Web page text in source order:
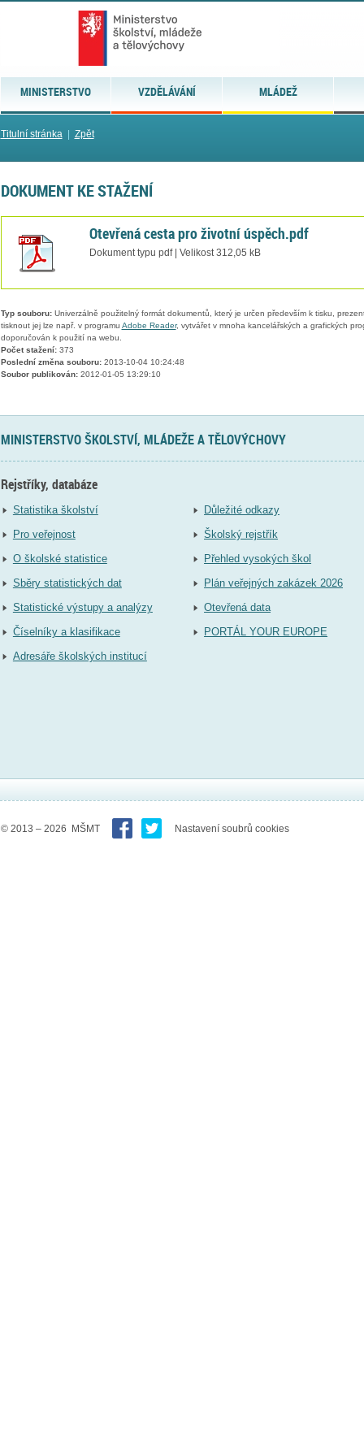
MINISTERSTVO VZDĚLÁVÁNÍ MLÁDEŽ
Titulní stránka| Zpět
DOKUMENT KE STAŽENÍ
Otevřená cesta pro životní úspěch.pdf
Dokument typu pdf | Velikost 312,05 kB
Typ souboru:Univerzálně použitelný formát dokumentů, který je určen především k tisku,
tisknout jej lze např. v programu Adobe Reader, vytvářet v mnoha kancelářských a grafických
doporučován k použití na webu.
Počet stažení:373
Poslední změna souboru:2013-10-04 10:24:48
Soubor publikován:2012-01-05 13:29:10
MINISTERSTVO ŠKOLSTVÍ, MLÁDEŽE A TĚLOVÝCHOVY
Rejstříky, databáze
Statistika školství
Pro veřejnost
O školské statistice
Sběry statistických dat
Statistické výstupy a analýzy
Číselníky a klasifikace
Adresáře školských institucí
Důležité odkazy
Školský rejstřík
Přehled vysokých škol
Plán veřejných zakázek 2026
Otevřená data
PORTÁL YOUR EUROPE
© 2013 – 2026 MŠMT Nastavení soubrů cookies